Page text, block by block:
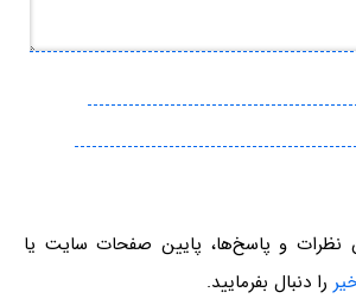
نظرات و پاسخ‌ها، پایین صفحات سایت یا
را دنبال بفرمایید.